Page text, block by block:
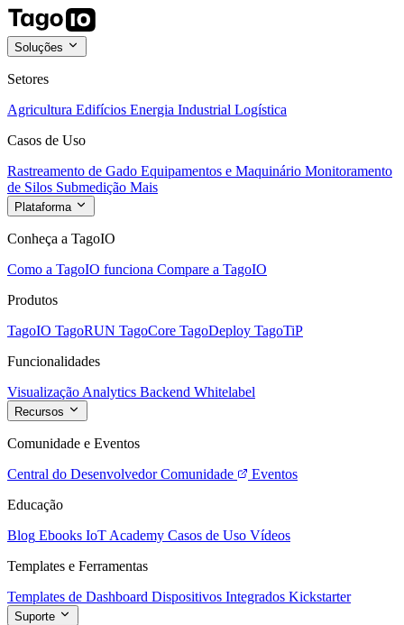
Soluções
Setores
Agricultura Edifícios Energia Industrial Logística
Casos de Uso
Rastreamento de Gado Equipamentos e Maquinário Monitoramento
de Silos Submedição Mais
Plataforma
Conheça a TagoIO
Como a TagoIO funciona Compare a TagoIO
Produtos
TagoIO TagoRUN TagoCore TagoDeploy TagoTiP
Funcionalidades
Visualização Analytics Backend Whitelabel
Recursos
Comunidade e Eventos
Central do Desenvolvedor Comunidade
Eventos
Educação
Blog Ebooks IoT Academy Casos de Uso Vídeos
Templates e Ferramentas
Templates de Dashboard Dispositivos Integrados Kickstarter
Suporte